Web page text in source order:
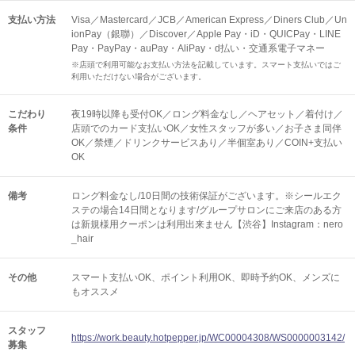
支払い方法
Visa／Mastercard／JCB／American Express／Diners Club／Un
ionPay（銀聯）／Discover／Apple Pay・iD・QUICPay・LINE
Pay・PayPay・auPay・AliPay・d払い・交通系電子マネー
※店頭で利用可能なお支払い方法を記載しています。スマート支払いではご
利用いただけない場合がございます。
こだわり
条件
夜19時以降も受付OK／ロング料金なし／ヘアセット／着付け／
店頭でのカード支払いOK／女性スタッフが多い／お子さま同伴
OK／禁煙／ドリンクサービスあり／半個室あり／COIN+支払い
OK
備考
ロング料金なし/10日間の技術保証がございます。※シールエク
ステの場合14日間となります/グループサロンにご来店のある方
は新規様用クーポンは利用出来ません【渋谷】Instagram：nero
_hair
その他 スマート支払いOK ポイント利用OK 即時予約OK
メンズに
もオススメ
スタッフ
募集
https://work.beauty.hotpepper.jp/WC00004308/WS0000003142/